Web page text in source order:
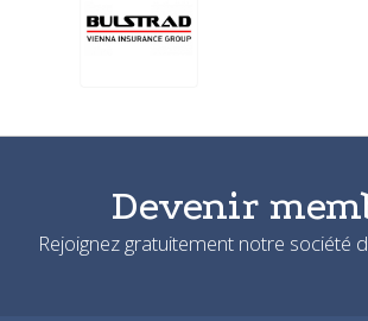
Devenir
Rejoignez gratuitement notre société